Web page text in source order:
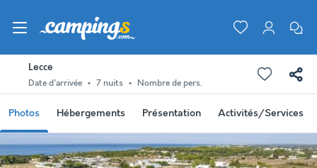
Lecce
Date d'arrivée 7 nuits Nombre de pers.
Photos Hébergements Présentation Activités/Services